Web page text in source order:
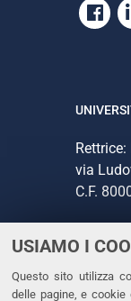
USIAMO I
Questo sito utilizza
delle pagine, e cookie
via
C.F.
Tel.